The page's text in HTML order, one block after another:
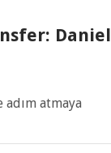
Daniel
atmaya